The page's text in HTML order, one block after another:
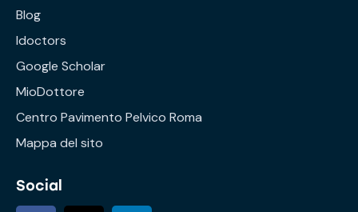
Blog
Idoctors
Google Scholar
MioDottore
Centro Pavimento Pelvico Roma
Mappa del sito
Social